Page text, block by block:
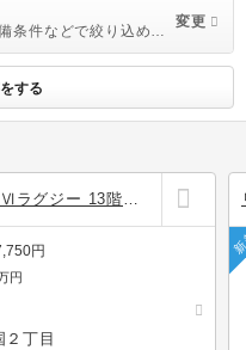
条件などで絞り込めま
変更
する
ラグジー 13階の
円
円
丁目